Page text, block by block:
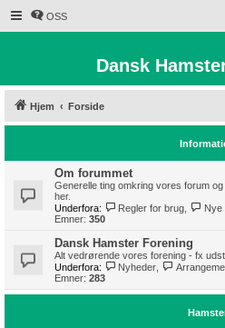
OSS
Dansk
Hjem Forside
Om forummet
Generelle ting omkring vores forum
her.
Underfora:
Regler for brug
Nye
Emner: 350
Dansk Hamster Forening
Alt vedrørende vores forening - fx
Underfora:
Nyheder
Emner: 283